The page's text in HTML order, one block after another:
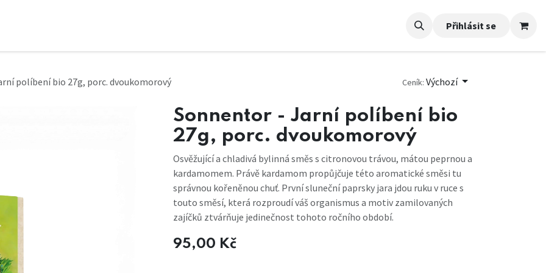
Přihlásit se
políbení bio 27g, porc. dvoukomorový Ceník: Výchozí
Sonnentor - Jarní políbení bio
27g, porc. dvoukomorový
Osvěžující a chladivá bylinná směs s citronovou trávou, mátou peprnou a
kardamomem. Právě kardamom propůjčuje této aromatické směsi tu
správnou kořeněnou chuť. První sluneční paprsky jara jdou ruku v ruce s
touto směsí, která rozproudí váš organismus a motiv zamilovaných
zajíčků ztvárňuje jedinečnost tohoto ročního období.
95,00 Kč